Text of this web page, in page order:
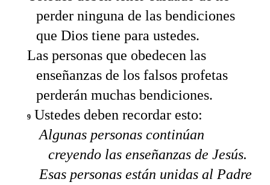
perder ninguna de las bendiciones
que Dios tiene para ustedes.
Las personas que obedecen las
enseñanzas de los falsos profetas
perderán muchas bendiciones.
9 Ustedes deben recordar esto:
Algunas personas continúan
creyendo las enseñanzas de Jesús.
Esas personas están unidas al Padre